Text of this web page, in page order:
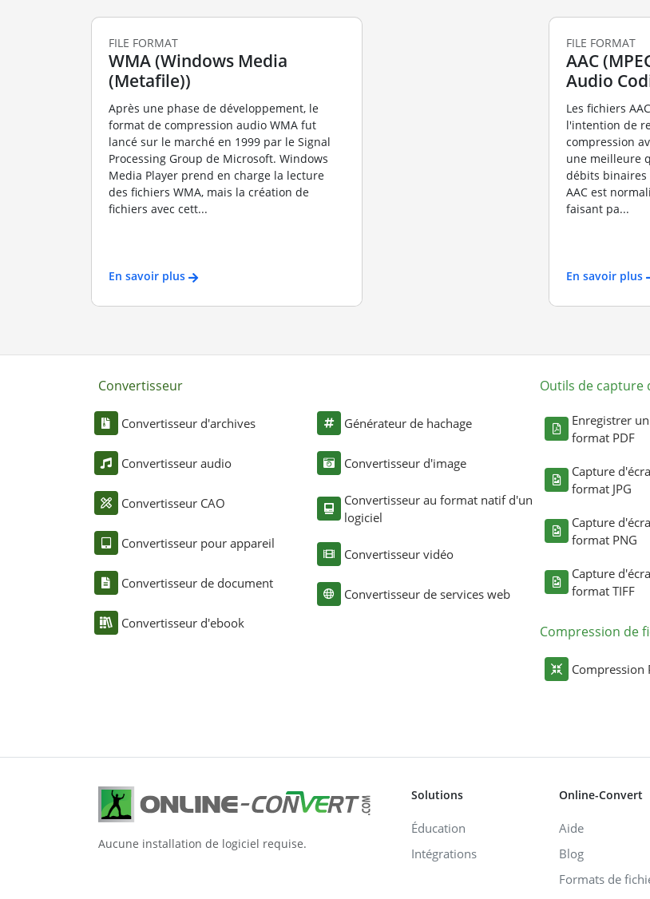
FILE FORMAT
WMA (Windows Media
(Metafile))
Après une phase de développement, le
format de compression audio WMA fut
lancé sur le marché en 1999 par le Signal
Processing Group de Microsoft. Windows
Media Player prend en charge la lecture
des fichiers WMA, mais la création de
fichiers avec cett...
En savoir plus
FILE FORMAT
AAC
Audio
Les fichiers
l'intention de
compression
une meilleure
débits binaires
AAC est
faisant pa...
En savoir plus
Convertisseur
Convertisseur d'archives
Convertisseur audio
Convertisseur CAO
Convertisseur pour appareil
Convertisseur de document
Convertisseur d'ebook
Générateur de hachage
Convertisseur d'image
Convertisseur au format natif d'un
logiciel
Convertisseur vidéo
Convertisseur de services web
Outils de capture
Enregistrer
format PDF
Capture
format JPG
Capture
format PNG
Capture
format TIFF
Compression de
Compression
Aucune installation de logiciel requise.
Solutions
Éducation
Intégrations
Online-Convert
Aide
Blog
Formats de